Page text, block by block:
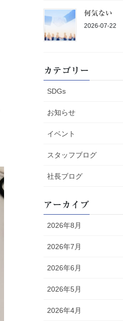
何気ない
2026-07-22
カテゴリー
SDGs
お知らせ
イベント
スタッフブログ
社長ブログ
アーカイブ
2026年8月
2026年7月
2026年6月
2026年5月
2026年4月